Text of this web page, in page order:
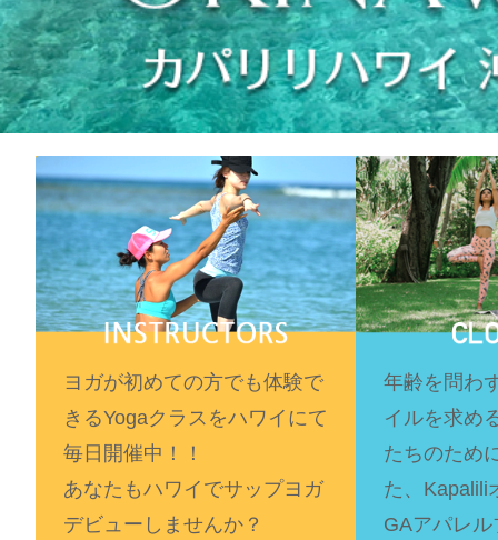
ヨガが初めての方でも体験で
きるYogaクラスをハワイにて
毎日開催中！！
あなたもハワイでサップヨガ
デビューしませんか？
年齢を問わ
イルを求め
たちのため
た、Kapalili
GAアパレ